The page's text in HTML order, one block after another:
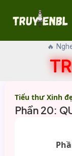
🔥
Tiểu thư Xinh
Phần 20: